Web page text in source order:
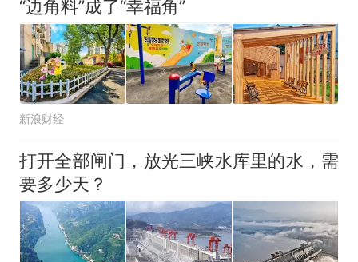
“边角料”成了“幸福角”
新浪财经
打开全部闸门，放光三峡水库里的水，需
要多少天？